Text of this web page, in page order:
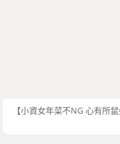
【小資女年菜不NG 心有所